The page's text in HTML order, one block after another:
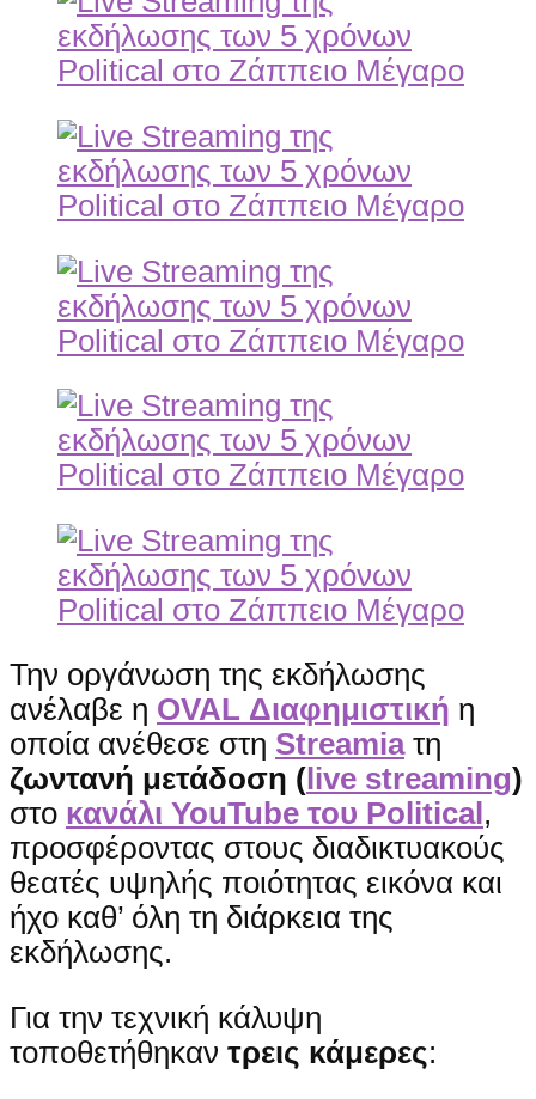
Την οργάνωση της εκδήλωσης
ανέλαβε η OVAL Διαφημιστική η
οποία ανέθεσε στη Streamiaτη
ζωντανή μετάδοση ( live streaming)
στο κανάλι YouTube του Political ,
προσφέροντας στους διαδικτυακούς
θεατές υψηλής ποιότητας εικόνα και
ήχο καθ’ όλη τη διάρκεια της
εκδήλωσης.
Για την τεχνική κάλυψη
τοποθετήθηκαν τρεις κάμερες: